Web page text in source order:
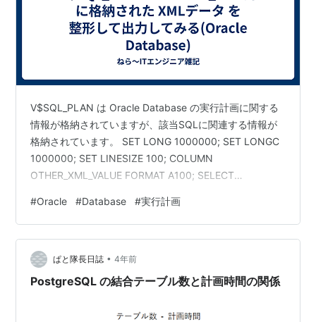
V$SQL_PLAN は Oracle Database の実行計画に関する
情報が格納されていますが、該当SQLに関連する情報が
格納されています。 SET LONG 1000000; SET LONGC
1000000; SET LINESIZE 100; COLUMN
OTHER_XML_VALUE FORMAT A100; SELECT
= 'f9r2y6xdz6t84' AND S.CHILD_NUMBER = 4;
OTHER_XML ---------------------------------…
#Oracle #Database #実行計画
ぱと隊長日誌 • 4年前
PostgreSQL の結合テーブル数と計画時間の関係